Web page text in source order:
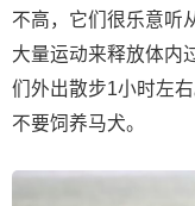
不高，它们很乐意听
大量运动来释放体内
们外出散步1小时左
不要饲养马犬。